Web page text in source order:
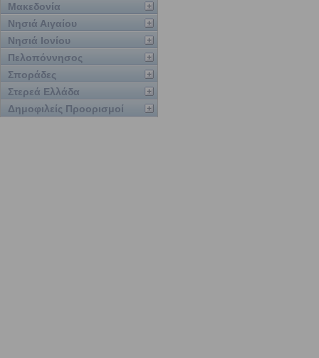
Μακεδονία
Νησιά Αιγαίου
Νησιά Ιονίου
Πελοπόννησος
Σποράδες
Στερεά Ελλάδα
Δημοφιλείς Προορισμοί